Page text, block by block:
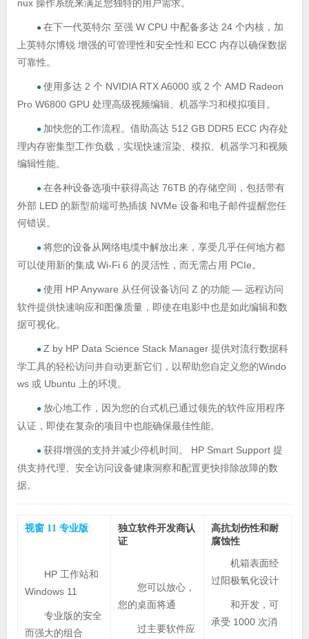
nux 操作系统来满足您独特的用户需求。
● 在下一代英特尔 至强 W CPU 中配备多达 24 个内核，加
上英特尔博锐 增强的可管理性和安全性和 ECC 内存以确保数据
可靠性。
● 使用多达 2 个 NVIDIA RTX A6000 或 2 个 AMD Radeon
Pro W6800 GPU 处理高级视频编辑、机器学习和模拟项目。
● 加快您的工作流程。借助高达 512 GB DDR5 ECC 内存处
理内存密集型工作负载，实现快速渲染、模拟、机器学习和视频
编辑性能。
● 在各种设备选项中获得高达 76TB 的存储空间，包括带有
外部 LED 的新型前端可热插拔 NVMe 设备和电子邮件提醒您任
何错误。
● 将您的设备从网络电缆中解放出来，享受几乎任何地方都
可以使用新的集成 Wi-Fi 6 的灵活性，而无需占用 PCIe。
● 使用 HP Anyware 从任何设备访问 Z 的功能 — 远程访问
软件提供快速响应和图像质量，即使在电影中也是如此编辑和数
据可视化。
● Z by HP Data Science Stack Manager 提供对流行数据科
学工具的轻松访问并自动更新它们，以帮助您自定义您的Windo
ws 或 Ubuntu 上的环境。
● 放心地工作，因为您的台式机已通过领先的软件应用程序
认证，即使在复杂的项目中也能确保最佳性能。
● 获得增强的支持并减少停机时间。 HP Smart Support 提
供支持代理、安全访问设备健康洞察和配置更快排除故障的数
据。
视窗 11 专业版
HP 工作站和
Windows 11
专业版的安全
而强大的组合
独立软件开发商认
证
您可以放心，
您的桌面将通
过主要软件应
高抗划伤性和耐
腐蚀性
机箱表面经
过阳极氧化设计
和开发，可
承受 1000 次消